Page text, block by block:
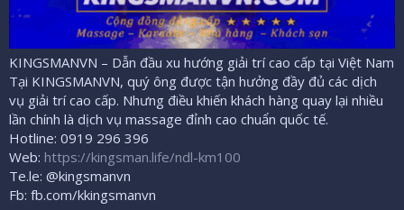
KINGSMANVN – Dẫn đầu xu hướng giải trí cao cấp tại Việt Nam
Tại KINGSMANVN, quý ông được tận hưởng đầy đủ các dịch
vụ giải trí cao cấp. Nhưng điều khiến khách hàng quay lại nhiều
lần chính là dịch vụ massage đỉnh cao chuẩn quốc tế.
Hotline: 0919 296 396
Web: https://kingsman.life/ndl-km100
Te.le: @kingsmanvn
Fb: fb.com/kkingsmanvn